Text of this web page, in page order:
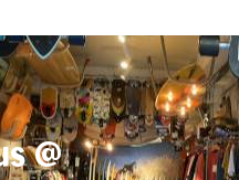
@